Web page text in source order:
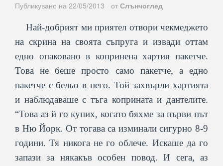
Публикувано на 22/05/2013 от Слънчоглед
Най-добрият ми приятел отвори чекмеджето
на скрина на своята съпруга и извади оттам
едно опаковано в копринена хартия пакетче.
Това не беше просто само пакетче, а едно
пакетче с бельо в него. Той захвърли хартията
и наблюдаваше с тъга коприната и дантелите.
“Това аз й го купих, когато бяхме за първи път
в Ню Йорк. От тогава са изминали сигурно 8-9
години. Тя никога не го облече. Искаше да го
запази за някакъв особен повод. И сега, аз